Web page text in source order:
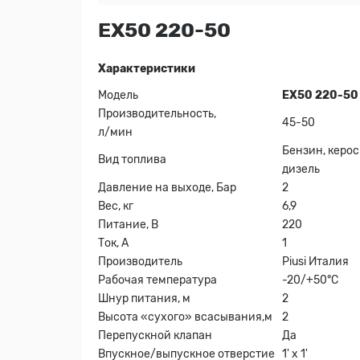
EХ50 220-50
Характеристики
Модель
ЕХ50 220-50
Производительность,
л/мин
45-50
Вид топлива
Бензин,
дизель
Давление на выходе, Бар
2
Вес, кг
6,9
Питание, В
220
Ток, А
1
Производитель
Piusi Италия
Рабочая температура
-20/+50°С
Шнур питания, м
2
Высота «сухого» всасывания,м
2
Перепускной клапан
Да
Впускное/выпускное отверстие 1' x 1'